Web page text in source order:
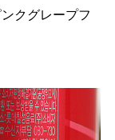
クグレープフ